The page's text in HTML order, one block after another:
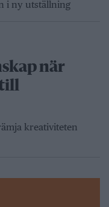
i ny utställning
när
till
kreativiteten